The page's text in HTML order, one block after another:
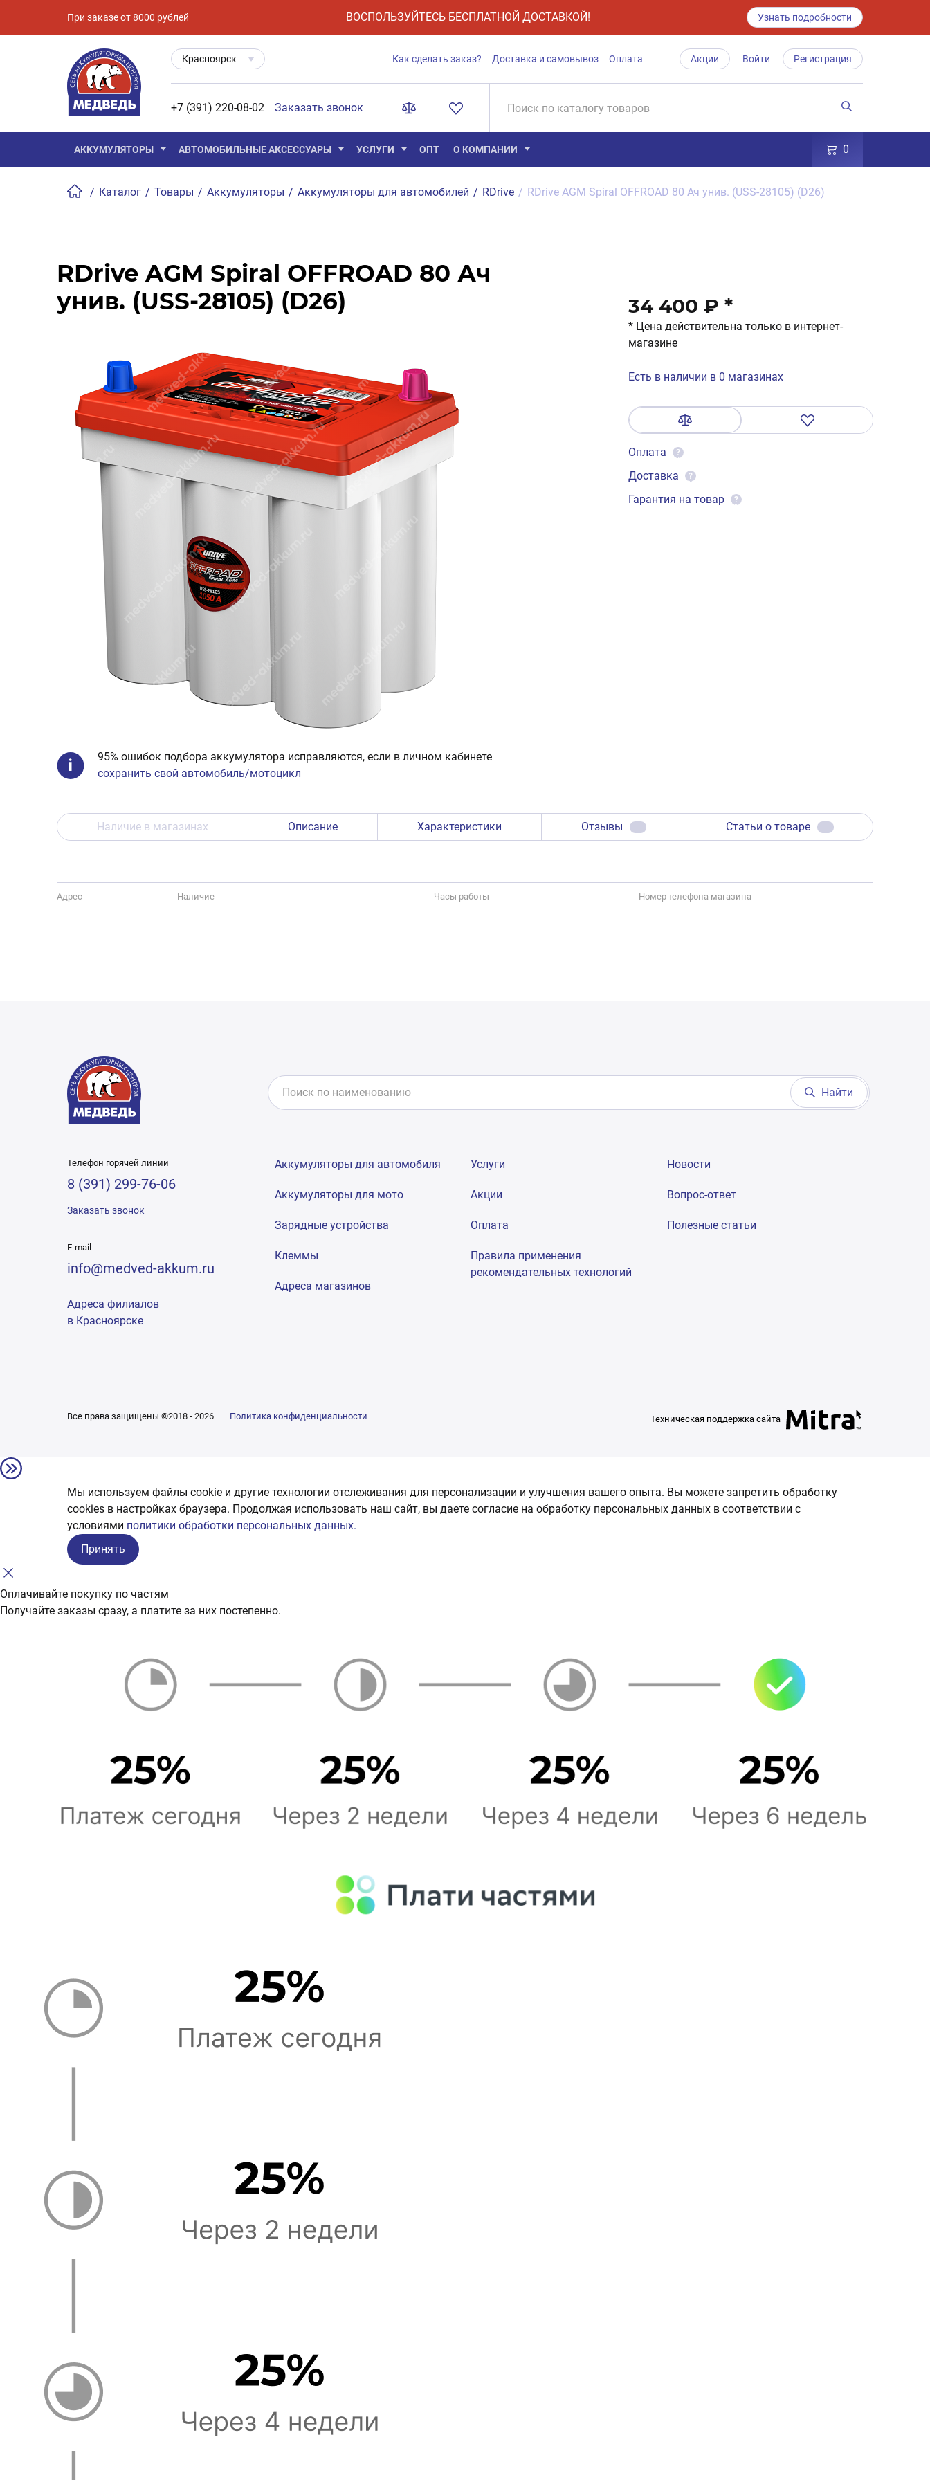
При заказе от 8000 рублей ВОСПОЛЬЗУЙТЕСЬ БЕСПЛАТНОЙ ДОСТАВКОЙ! Узнать подробности
Красноярск Как сделать заказ? Доставка и самовывоз Оплата Акции Войти Регистрация
+7 (391) 220-08-02 Заказать звонок
АККУМУЛЯТОРЫ АВТОМОБИЛЬНЫЕ АКСЕССУАРЫ УСЛУГИ ОПТ О КОМПАНИИ 0
/ Каталог / Товары / Аккумуляторы / Аккумуляторы для автомобилей / RDrive / RDrive AGM Spiral OFFROAD 80 Ач унив. (USS-28105) (D26)
RDrive AGM Spiral OFFROAD 80 Ач
унив. (USS-28105) (D26)
95% ошибок подбора аккумулятора исправляются, если в личном кабинете
сохранить свой автомобиль/мотоцикл
34 400 ₽ *
* Цена действительна только в интернет-
магазине
Есть в наличии в 0 магазинах
Оплата ?
Доставка ?
Гарантия на товар ?
Наличие в магазинах Описание Характеристики Отзывы - Статьи о товаре -
Адрес Наличие Часы работы Номер телефона магазина
Найти
Телефон горячей линии
8 (391) 299-76-06
Заказать звонок
E-mail
info@medved-akkum.ru
Адреса филиалов
в Красноярске
Аккумуляторы для автомобиля
Аккумуляторы для мото
Зарядные устройства
Клеммы
Адреса магазинов
Услуги
Акции
Оплата
Правила применения
рекомендательных технологий
Новости
Вопрос-ответ
Полезные статьи
Все права защищены ©2018 - 2026 Политика конфиденциальности Техническая поддержка сайта
Мы используем файлы cookie и другие технологии отслеживания для персонализации и улучшения вашего опыта. Вы можете запретить обработку
сookies в настройках браузера. Продолжая использовать наш сайт, вы даете согласие на обработку персональных данных в соответствии с
условиями политики обработки персональных данных.
Принять
Оплачивайте покупку по частям
Получайте заказы сразу, а платите за них постепенно.